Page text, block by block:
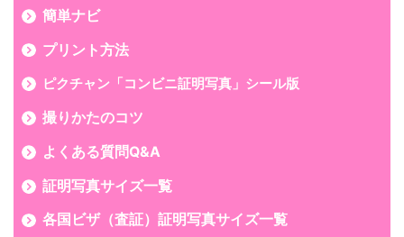
簡単ナビ
プリント方法
ピクチャン「コンビニ証明写真」シール版
撮りかたのコツ
よくある質問Q&A
証明写真サイズ一覧
各国ビザ（査証）証明写真サイズ一覧